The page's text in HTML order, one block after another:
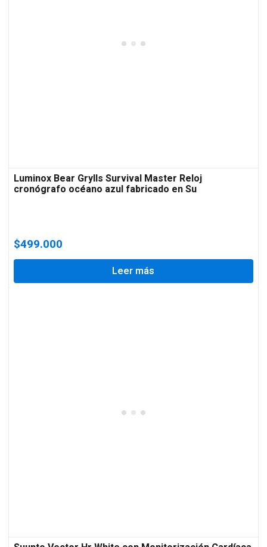
Luminox Bear Grylls Survival Master Reloj
cronógrafo océano azul fabricado en Su
$499.000
Leer más